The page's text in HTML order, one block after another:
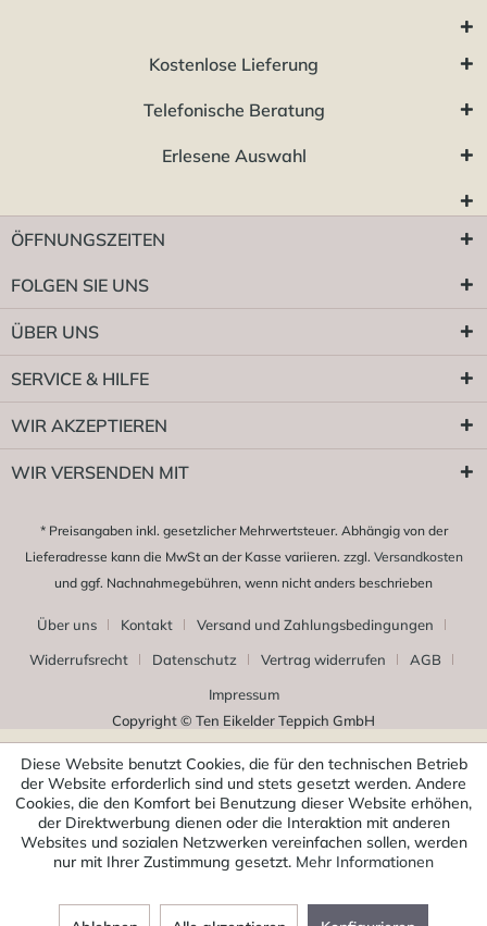
Kostenlose Lieferung
Telefonische Beratung
Erlesene Auswahl
ÖFFNUNGSZEITEN
FOLGEN SIE UNS
ÜBER UNS
SERVICE & HILFE
WIR AKZEPTIEREN
WIR VERSENDEN MIT
* Preisangaben inkl. gesetzlicher Mehrwertsteuer. Abhängig von der
Lieferadresse kann die MwSt an der Kasse variieren. zzgl. Versandkosten
und ggf. Nachnahmegebühren, wenn nicht anders beschrieben
Über uns Kontakt
Versand und Zahlungsbedingungen
Widerrufsrecht
Datenschutz Vertrag widerrufen
AGB
Impressum
Copyright © Ten Eikelder Teppich GmbH
Diese Website benutzt Cookies, die für den technischen Betrieb
der Website erforderlich sind und stets gesetzt werden. Andere
Cookies, die den Komfort bei Benutzung dieser Website erhöhen,
der Direktwerbung dienen oder die Interaktion mit anderen
Websites und sozialen Netzwerken vereinfachen sollen, werden
nur mit Ihrer Zustimmung gesetzt. Mehr Informationen